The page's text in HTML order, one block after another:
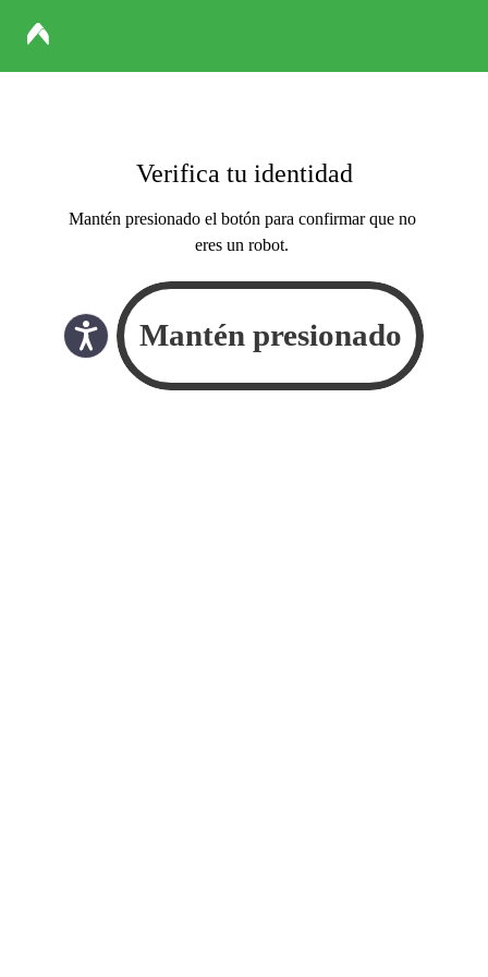
Verifica tu identidad
Mantén presionado el botón para confirmar que no
eres un robot.